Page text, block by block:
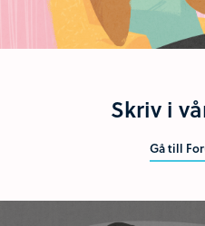
Skriv i
Gå till